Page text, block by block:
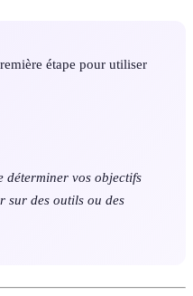
étape pour utiliser
déterminer vos objectifs
sur des outils ou des